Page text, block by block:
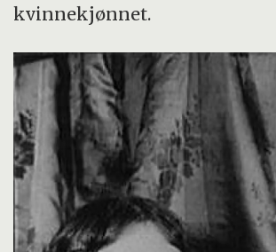
kvinnekjønnet.